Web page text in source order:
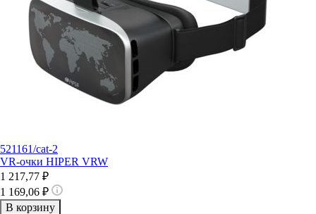
521161/cat-2
VR-очки HIPER VRW
1 217,77 ₽
1 169,06 ₽
В корзину